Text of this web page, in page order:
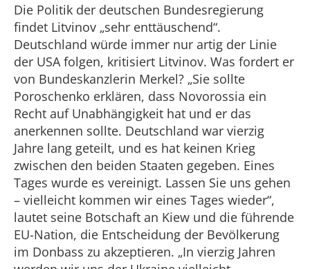
Die Politik der deutschen Bundesregierung
findet Litvinov „sehr enttäuschend“.
Deutschland würde immer nur artig der Linie
der USA folgen, kritisiert Litvinov. Was fordert er
von Bundeskanzlerin Merkel? „Sie sollte
Poroschenko erklären, dass Novorossia ein
Recht auf Unabhängigkeit hat und er das
anerkennen sollte. Deutschland war vierzig
Jahre lang geteilt, und es hat keinen Krieg
zwischen den beiden Staaten gegeben. Eines
Tages wurde es vereinigt. Lassen Sie uns gehen
– vielleicht kommen wir eines Tages wieder“,
lautet seine Botschaft an Kiew und die führende
EU-Nation, die Entscheidung der Bevölkerung
im Donbass zu akzeptieren. „In vierzig Jahren